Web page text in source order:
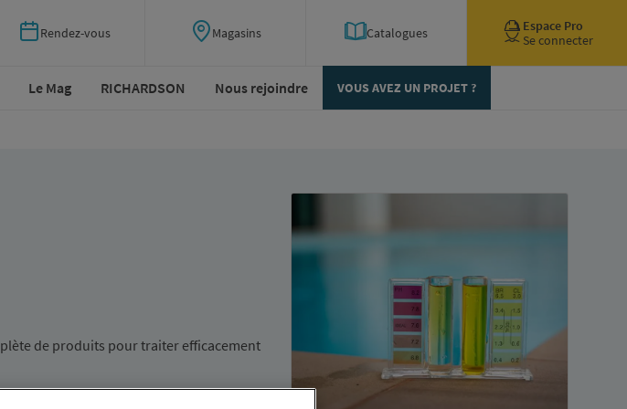
Rendez-vous Magasins Catalogues
Espace Pro
Se connecter
Le Mag RICHARDSON Nous rejoindre VOUS AVEZ UN PROJET ?
de produits pour traiter efficacement